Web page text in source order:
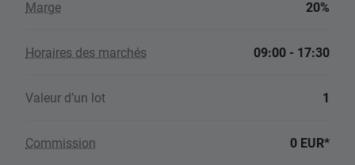
Marge 20%
Horaires des marchés 09:00 - 17:30
Valeur d’un lot 1
Commission 0 EUR*